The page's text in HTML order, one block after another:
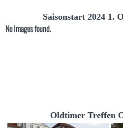
Saisonstart 2024 1.
No Images found.
Oldtimer Treffen